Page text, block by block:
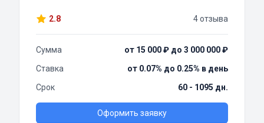
2.8 4 отзыва
Сумма
от 15 000 ₽ до 3 000 000 ₽
Ставка
от 0.07% до 0.25% в день
Срок
60 - 1095 дн.
Оформить заявку